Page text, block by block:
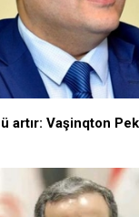
artır: Vaşinqton